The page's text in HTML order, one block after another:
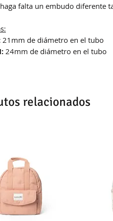
falta un embudo diferente
21mm de diámetro en el tubo
24mm de diámetro en el tubo
relacionados